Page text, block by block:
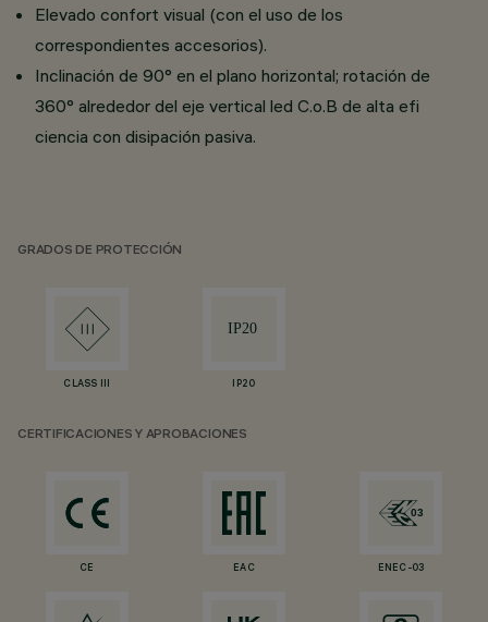
Elevado confort visual (con el uso de los
correspondientes accesorios).
Inclinación de 90° en el plano horizontal; rotación de
360° alrededor del eje vertical led C.o.B de alta efi
ciencia con disipación pasiva.
GRADOS DE PROTECCIÓN
CLASS III IP20
CERTIFICACIONES Y APROBACIONES
CE EAC ENEC-03